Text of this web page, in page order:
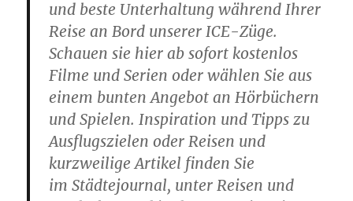
und beste Unterhaltung während Ihrer
Reise an Bord unserer ICE-Züge.
Schauen sie hier ab sofort kostenlos
Filme und Serien oder wählen Sie aus
einem bunten Angebot an Hörbüchern
und Spielen. Inspiration und Tipps zu
Ausflugszielen oder Reisen und
kurzweilige Artikel finden Sie
im Städtejournal, unter Reisen und